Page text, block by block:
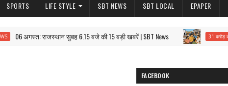
SPORTS LIFE STYLE SBT NEWS SBT LOCAL EPAPER
06 अगस्त: राजस्थान सुबह 6.15 बजे की 15 बड़ी खबरें | SBT News 31 करोड़ की
FACEBOOK